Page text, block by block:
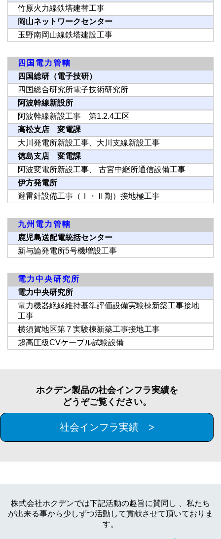
竹原火力線鉄塔建替工事
岡山ネットワークセンター
玉野南岡山線鉄塔建設工事
四国電力管轄
四国総研（電子技研）
四国総合研究所電子技術研究所
阿波幹線新設所
阿波幹線新設工事 第1.2.4工区
高松支店 変電課
大川発電所新設工事、大川支線新設工事
徳島支店 変電課
阿波変電所新設工事、 古宮中継所通信設備工事
伊方発電所
避雷針設備工事（Ⅰ・Ⅱ期）接地極工事
九州電力管轄
鹿児島送配電統括センター
新与論発電所5号機増設工事
電力中央研究所
電力中央研究所
電力機器絶縁維持基準評価設備実験棟新築工事接地
工事
横須賀地区第７実験棟新築工事接地工事
超高圧級CVケーブル試験設備
ホクデン製品の社会インフラ実績を
どうぞご覧ください。
社会インフラ実績 >
株式会社ホクデンでは下記活動の趣旨に賛同し 、私たち
が出来る事から少しずつ活動して貢献させて頂いておりま
す。